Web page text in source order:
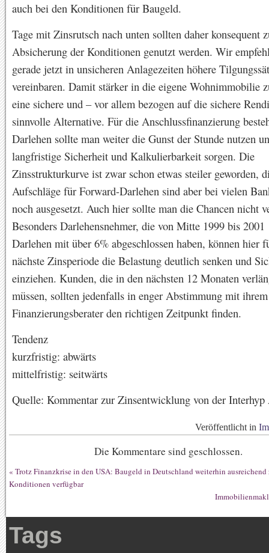
auch bei den Konditionen für Baugeld.
Tage mit Zinsrutsch nach unten sollten daher konsequent
Absicherung der Konditionen genutzt werden. Wir
gerade jetzt in unsicheren Anlagezeiten höhere
vereinbaren. Damit stärker in die eigene Wohnimmobilie
eine sichere und – vor allem bezogen auf die sichere
sinnvolle Alternative. Für die Anschlussfinanzierung
Darlehen sollte man weiter die Gunst der Stunde nutzen
langfristige Sicherheit und Kalkulierbarkeit sorgen. Die
Zinsstrukturkurve ist zwar schon etwas steiler geworden,
Aufschläge für Forward-Darlehen sind aber bei vielen
noch ausgesetzt. Auch hier sollte man die Chancen nicht
Besonders Darlehensnehmer, die von Mitte 1999 bis
Darlehen mit über 6% abgeschlossen haben, können hier
nächste Zinsperiode die Belastung deutlich senken und
einziehen. Kunden, die in den nächsten 12 Monaten
müssen, sollten jedenfalls in enger Abstimmung mit ihrem
Finanzierungsberater den richtigen Zeitpunkt finden.
Tendenz
kurzfristig: abwärts
mittelfristig: seitwärts
Quelle: Kommentar zur Zinsentwicklung von der Interhyp
Veröffentlicht in
Die Kommentare sind geschlossen.
« Trotz Finanzkrise in den USA: Baugeld in Deutschland weiterhin
Konditionen verfügbar
Tags